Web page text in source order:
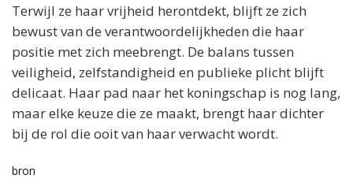
Terwijl ze haar vrijheid herontdekt, blijft ze zich
bewust van de verantwoordelijkheden die haar
positie met zich meebrengt. De balans tussen
veiligheid, zelfstandigheid en publieke plicht blijft
delicaat. Haar pad naar het koningschap is nog lang,
maar elke keuze die ze maakt, brengt haar dichter
bij de rol die ooit van haar verwacht wordt.
bron